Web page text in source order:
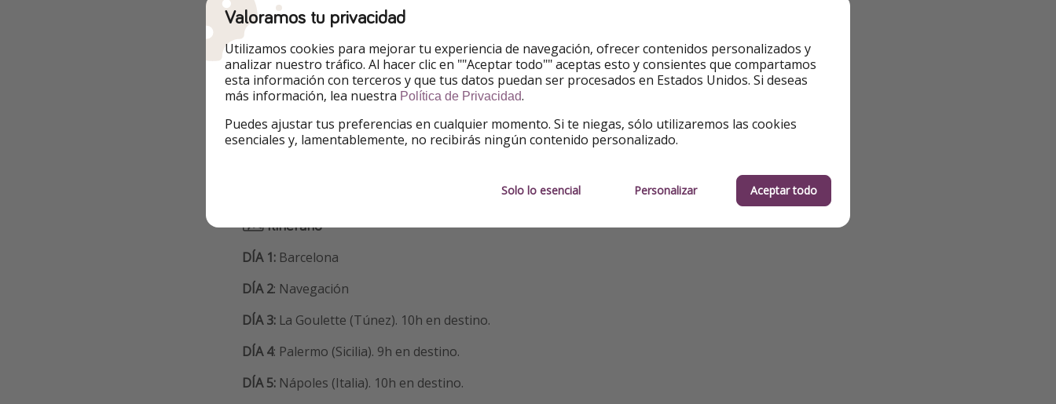
Ir a la oferta
🟡 Precio en el momento de la publicación.
🗺 Itinerario
DÍA 1: Barcelona
DÍA 2: Navegación
DÍA 3: La Goulette (Túnez). 10h en destino.
DÍA 4: Palermo (Sicilia). 9h en destino.
DÍA 5: Nápoles (Italia). 10h en destino.
Valoramos tu privacidad
Utilizamos cookies para mejorar tu experiencia de navegación, ofrecer contenidos personalizados y
analizar nuestro tráfico. Al hacer clic en ""Aceptar todo"" aceptas esto y consientes que compartamos
esta información con terceros y que tus datos puedan ser procesados en Estados Unidos. Si deseas
más información, lea nuestra Política de Privacidad.
Puedes ajustar tus preferencias en cualquier momento. Si te niegas, sólo utilizaremos las cookies
esenciales y, lamentablemente, no recibirás ningún contenido personalizado.
Solo lo esencial Personalizar Aceptar todo